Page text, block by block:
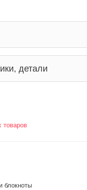
детали
товаров
блокноты